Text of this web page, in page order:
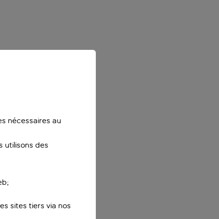
nécessaires au
utilisons des
sites tiers via nos